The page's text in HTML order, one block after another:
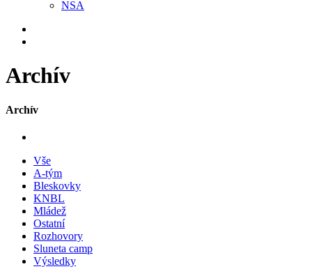
NSA
Archív
Archív
Vše
A-tým
Bleskovky
KNBL
Mládež
Ostatní
Rozhovory
Sluneta camp
Výsledky